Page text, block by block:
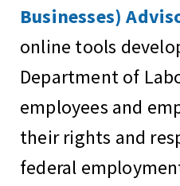
Businesses)
online tools
Department of
employees and
their rights and
federal